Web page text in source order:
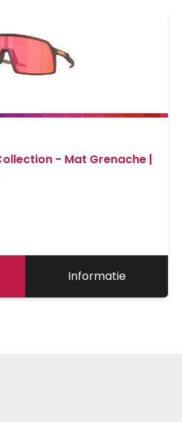
- Mat Grenache |
Informatie